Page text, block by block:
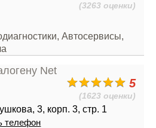
(3263 оценки)
Автосервисы,
5
(1623 оценки)
3, корп. 3, стр. 1
телефон